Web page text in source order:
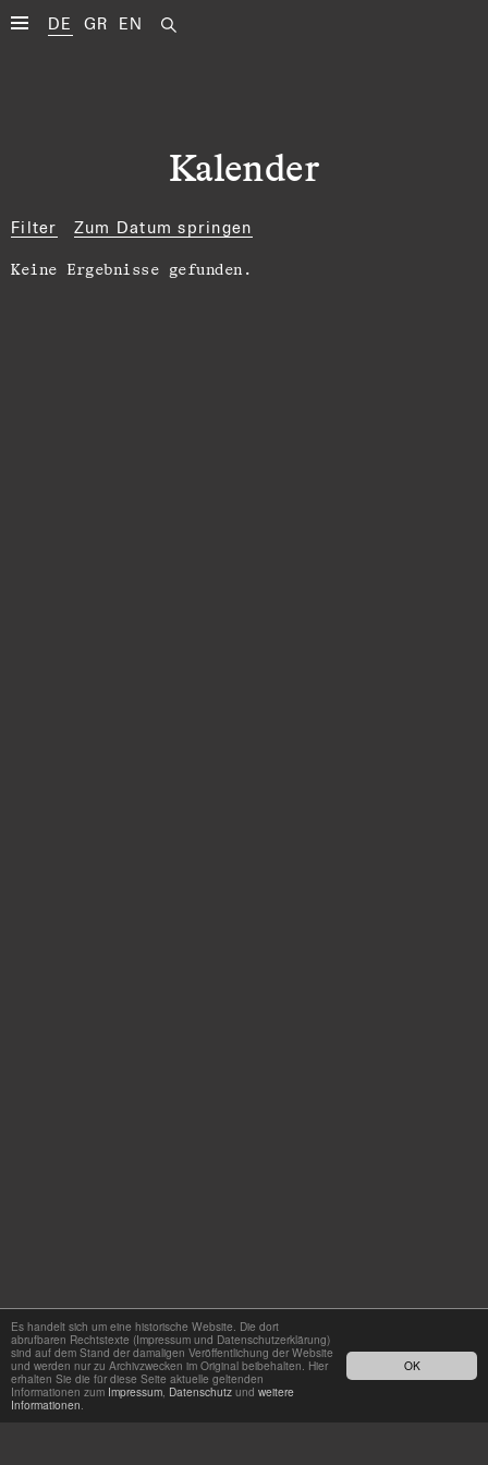
DE GR EN
Kalender
Filter Zum Datum springen
Keine Ergebnisse gefunden.
OK
Es handelt sich um eine historische Website. Die dort
abrufbaren Rechtstexte (Impressum und Datenschutzerklärung)
sind auf dem Stand der damaligen Veröffentlichung der Website
und werden nur zu Archivzwecken im Original beibehalten. Hier
erhalten Sie die für diese Seite aktuelle geltenden
Informationen zum Impressum, Datenschutz und weitere
Informationen.